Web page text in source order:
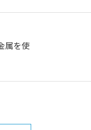
属を使